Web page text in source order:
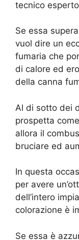
tecnico
Se essa
vuol dire un
fumaria che
di calore ed
della canna
Al di sotto dei
prospetta
allora il
bruciare ed
In questa
per avere
dell’intero
colorazione è
Se essa è